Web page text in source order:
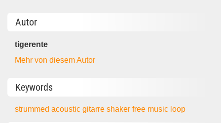
Autor
tigerente
Mehr von diesem Autor
Keywords
strummed acousticgitarreshakerfree music loop